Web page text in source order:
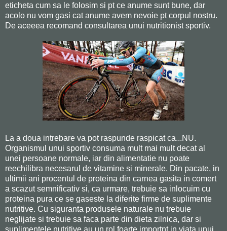
eticheta cum sa le folosim si pt ce anume sunt bune, dar
acolo nu vom gasi cat anume avem nevoie pt corpul nostru.
De aceeea recomand consultarea unui nutritionist sportiv.
La a doua intrebare va pot raspunde raspicat ca...NU.
Organismul unui sportiv consuma mult mai mult decat al
unei persoane normale, iar din alimentatie nu poate
reechilibra necesarul de vitamine si minerale. Din pacate, in
ultimii ani procentul de proteina din carnea gasita in comert
a scazut semnificativ si, ca urmare, trebuie sa inlocuim cu
proteina pura ce se gaseste la diferite firme de suplimente
nutritive. Cu siguranta produsele naturale nu trebuie
neglijate si trebuie sa faca parte din dieta zilnica, dar si
suplimentele nutritive au un rol foarte importnt in viata unui